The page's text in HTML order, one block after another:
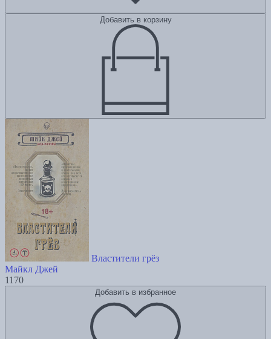
Добавить в корзину
Властители грёз
Майкл Джей
1170
Добавить в избранное